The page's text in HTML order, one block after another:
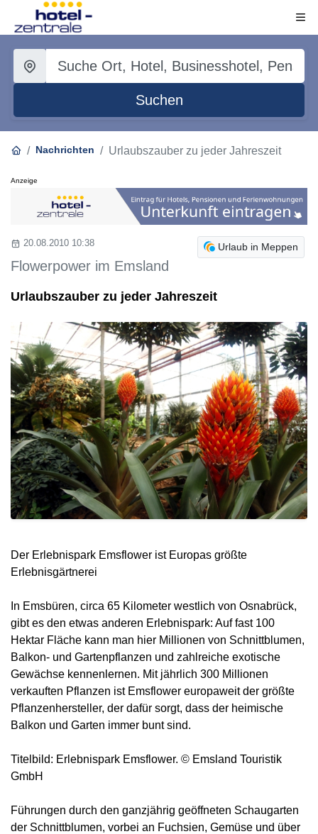
Suchen
Nachrichten Urlaubszauber zu jeder Jahreszeit
Anzeige
Urlaub in Meppen
20.08.2010 10:38
Flowerpower im Emsland
Urlaubszauber zu jeder Jahreszeit
Der Erlebnispark Emsflower ist Europas größte
Erlebnisgärtnerei
In Emsbüren, circa 65 Kilometer westlich von Osnabrück,
gibt es den etwas anderen Erlebnispark: Auf fast 100
Hektar Fläche kann man hier Millionen von Schnittblumen,
Balkon- und Gartenpflanzen und zahlreiche exotische
Gewächse kennenlernen. Mit jährlich 300 Millionen
verkauften Pflanzen ist Emsflower europaweit der größte
Pflanzenhersteller, der dafür sorgt, dass der heimische
Balkon und Garten immer bunt sind.
Titelbild: Erlebnispark Emsflower. © Emsland Touristik
GmbH
Führungen durch den ganzjährig geöffneten Schaugarten
der Schnittblumen, vorbei an Fuchsien, Gemüse und über